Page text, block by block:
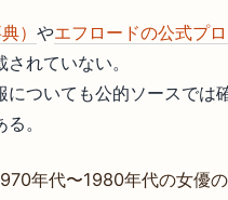
） やエフロードの公式プ
れていない。
についても公的ソースでは
。
年代〜1980年代の女優